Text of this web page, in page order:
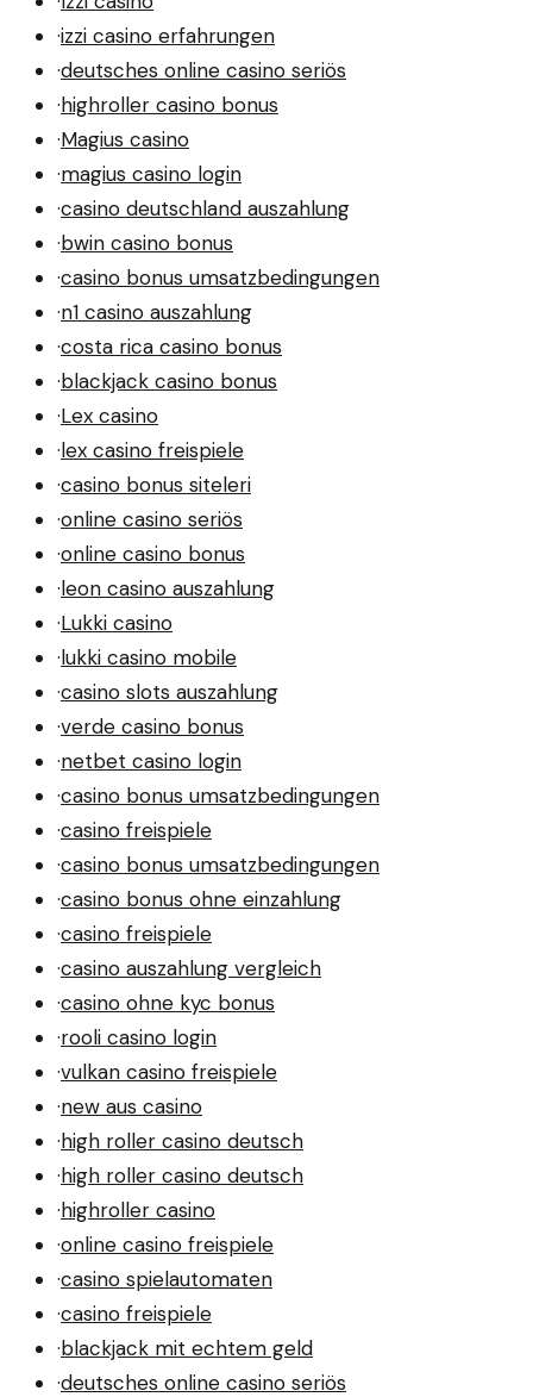
·izzi casino erfahrungen
·deutsches online casino seriös
·highroller casino bonus
·Magius casino
·magius casino login
·casino deutschland auszahlung
·bwin casino bonus
·casino bonus umsatzbedingungen
·n1 casino auszahlung
·costa rica casino bonus
·blackjack casino bonus
·Lex casino
·lex casino freispiele
·casino bonus siteleri
·online casino seriös
·online casino bonus
·leon casino auszahlung
·Lukki casino
·lukki casino mobile
·casino slots auszahlung
·verde casino bonus
·netbet casino login
·casino bonus umsatzbedingungen
·casino freispiele
·casino bonus umsatzbedingungen
·casino bonus ohne einzahlung
·casino freispiele
·casino auszahlung vergleich
·casino ohne kyc bonus
·rooli casino login
·vulkan casino freispiele
·new aus casino
·high roller casino deutsch
·high roller casino deutsch
·highroller casino
·online casino freispiele
·casino spielautomaten
·casino freispiele
·blackjack mit echtem geld
·deutsches online casino seriös